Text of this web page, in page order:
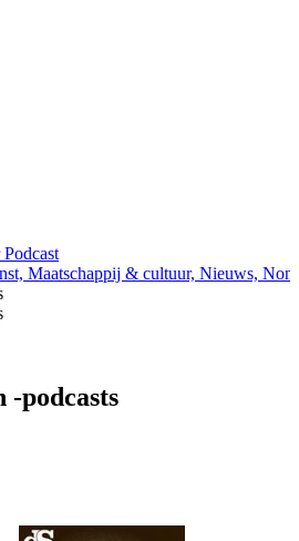
Maatschappij & cultuur, Nieuws,
-podcasts